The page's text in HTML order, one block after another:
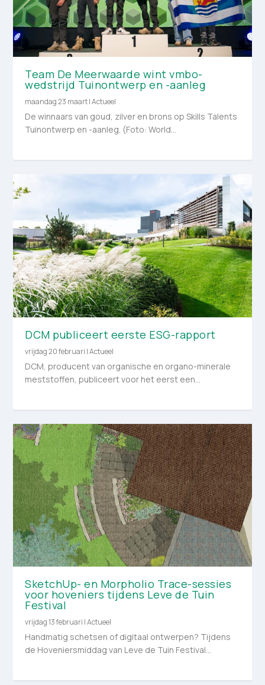
Team De Meerwaarde wint vmbo-
wedstrijd Tuinontwerp en -aanleg
maandag 23 maart|Actueel
De winnaars van goud, zilver en brons op Skills Talents
Tuinontwerp en -aanleg. (Foto: World...
DCM publiceert eerste ESG-rapport
vrijdag 20 februari |Actueel
DCM, producent van organische en organo-minerale
meststoffen, publiceert voor het eerst een...
SketchUp- en Morpholio Trace-sessies
voor hoveniers tijdens Leve de Tuin
Festival
vrijdag 13 februari |Actueel
Handmatig schetsen of digitaal ontwerpen? Tijdens
de Hoveniersmiddag van Leve de Tuin Festival...